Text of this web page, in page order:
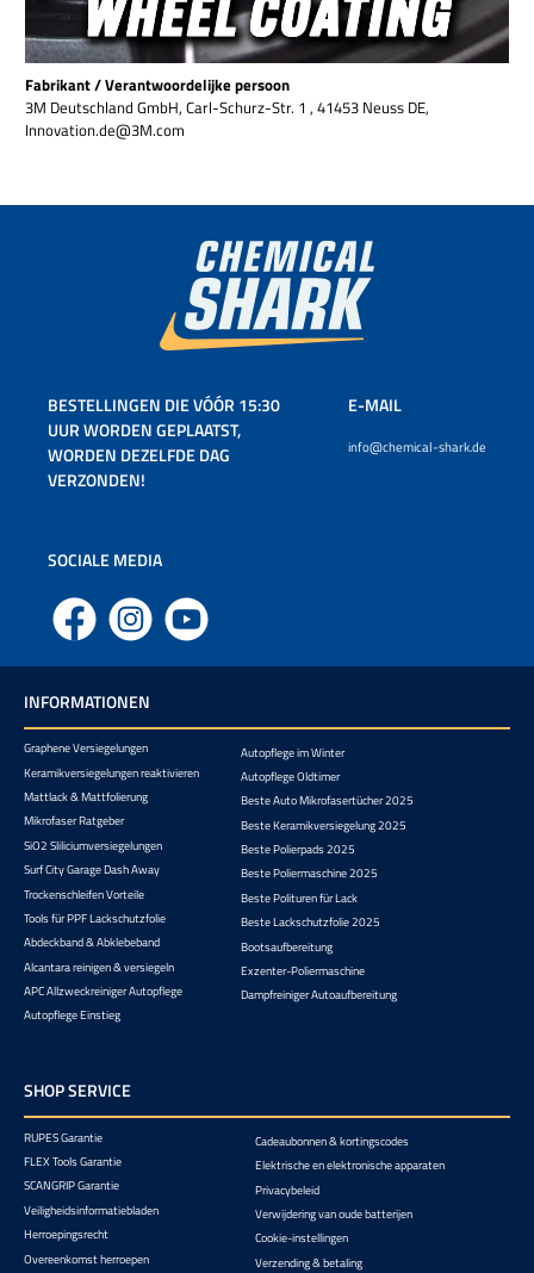
Fabrikant / Verantwoordelijke persoon
3M Deutschland GmbH, Carl-Schurz-Str. 1 , 41453 Neuss DE,
Innovation.de@3M.com
BESTELLINGEN DIE VÓÓR 15:30
UUR WORDEN GEPLAATST,
WORDEN DEZELFDE DAG
VERZONDEN!
E-MAIL
info@chemical-shark.de
SOCIALE MEDIA
Facebook Instagram YouTube
INFORMATIONEN
Graphene Versiegelungen
Keramikversiegelungen reaktivieren
Mattlack & Mattfolierung
Mikrofaser Ratgeber
SiO2 Sliliciumversiegelungen
Surf City Garage Dash Away
Trockenschleifen Vorteile
Tools für PPF Lackschutzfolie
Abdeckband & Abklebeband
Alcantara reinigen & versiegeln
APC Allzweckreiniger Autopflege
Autopflege Einstieg
Autopflege im Winter
Autopflege Oldtimer
Beste Auto Mikrofasertücher 2025
Beste Keramikversiegelung 2025
Beste Polierpads 2025
Beste Poliermaschine 2025
Beste Polituren für Lack
Beste Lackschutzfolie 2025
Bootsaufbereitung
Exzenter-Poliermaschine
Dampfreiniger Autoaufbereitung
SHOP SERVICE
RUPES Garantie
FLEX Tools Garantie
SCANGRIP Garantie
Veiligheidsinformatiebladen
Herroepingsrecht
Overeenkomst herroepen
Cadeaubonnen & kortingscodes
Elektrische en elektronische apparaten
Privacybeleid
Verwijdering van oude batterijen
Cookie-instellingen
Verzending & betaling